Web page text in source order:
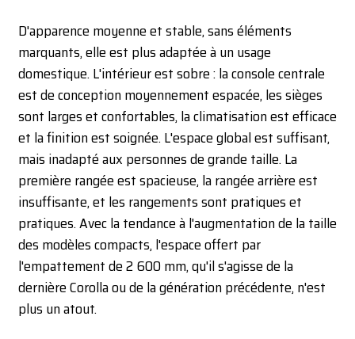
D'apparence moyenne et stable, sans éléments
marquants, elle est plus adaptée à un usage
domestique. L'intérieur est sobre : la console centrale
est de conception moyennement espacée, les sièges
sont larges et confortables, la climatisation est efficace
et la finition est soignée. L'espace global est suffisant,
mais inadapté aux personnes de grande taille. La
première rangée est spacieuse, la rangée arrière est
insuffisante, et les rangements sont pratiques et
pratiques. Avec la tendance à l'augmentation de la taille
des modèles compacts, l'espace offert par
l'empattement de 2 600 mm, qu'il s'agisse de la
dernière Corolla ou de la génération précédente, n'est
plus un atout.